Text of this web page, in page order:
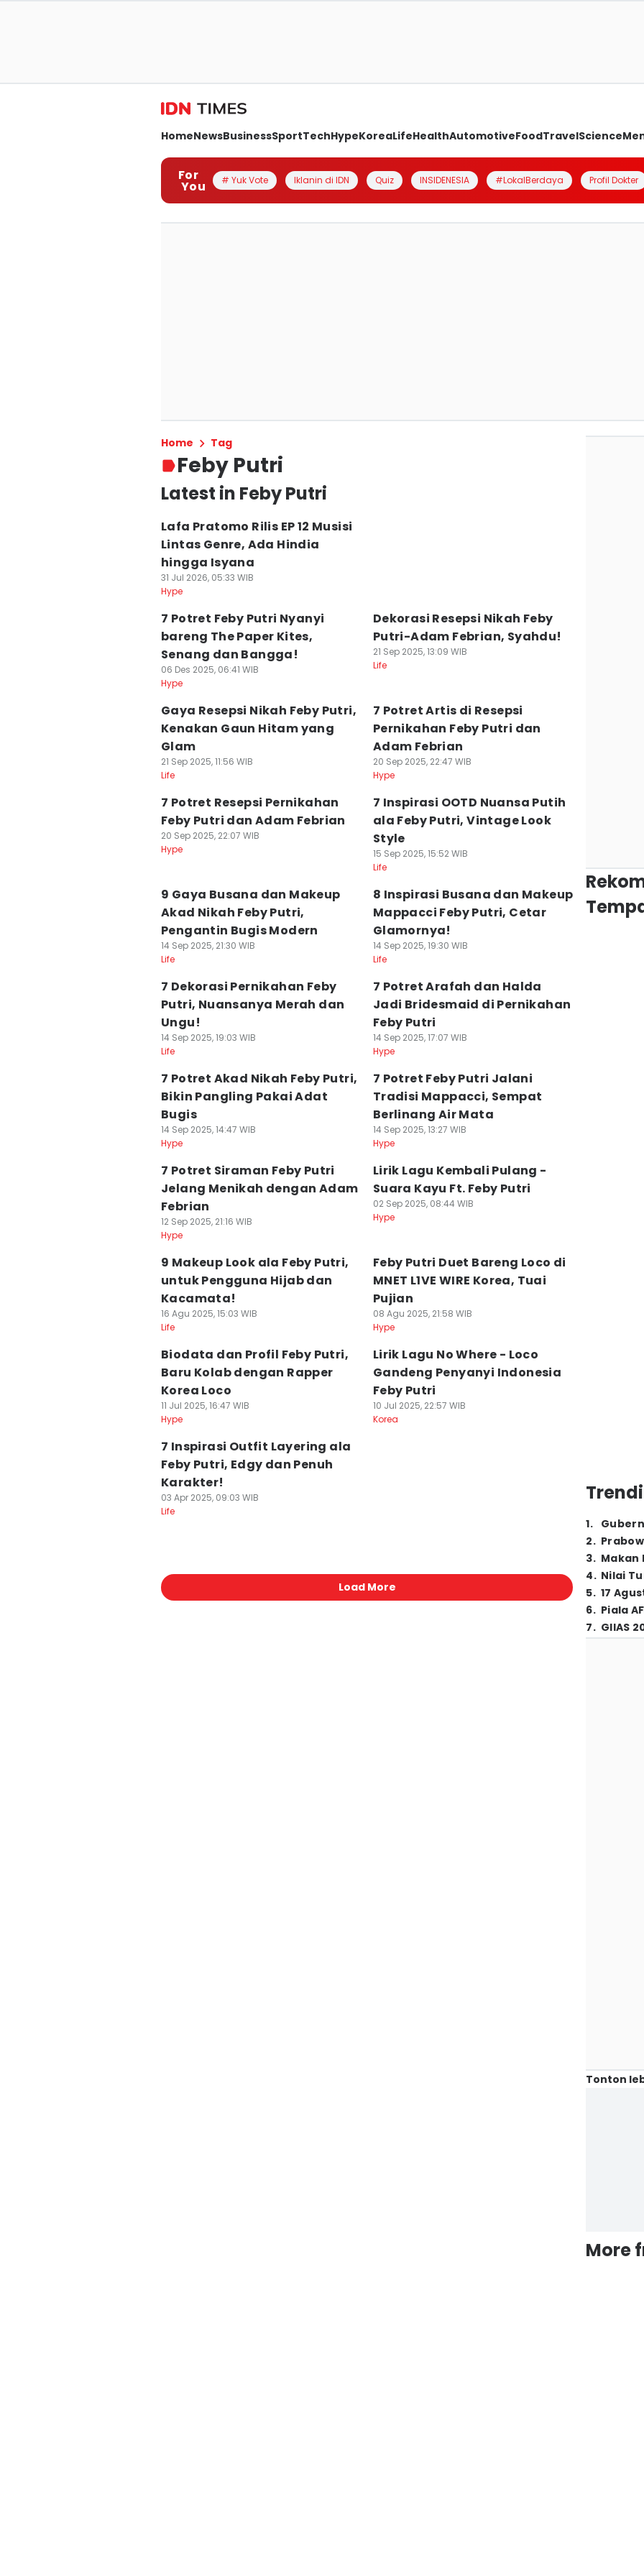
HomeNewsBusinessSportTechHypeKoreaLifeHealthAutomotiveFoodTravelScience
For
You # Yuk Vote Iklanin di IDN Quiz INSIDENESIA #LokalBerdaya Profil Dokter
Home Tag
Feby Putri
Latest in Feby Putri
Lafa Pratomo Rilis EP 12 Musisi
Lintas Genre, Ada Hindia
hingga Isyana
31 Jul 2026, 05:33 WIB
Hype
7 Potret Feby Putri Nyanyi
bareng The Paper Kites,
Senang dan Bangga!
06 Des 2025, 06:41 WIB
Hype
Dekorasi Resepsi Nikah Feby
Putri-Adam Febrian, Syahdu!
21 Sep 2025, 13:09 WIB
Life
Gaya Resepsi Nikah Feby Putri,
Kenakan Gaun Hitam yang
Glam
21 Sep 2025, 11:56 WIB
Life
7 Potret Artis di Resepsi
Pernikahan Feby Putri dan
Adam Febrian
20 Sep 2025, 22:47 WIB
Hype
7 Potret Resepsi Pernikahan
Feby Putri dan Adam Febrian
20 Sep 2025, 22:07 WIB
Hype
7 Inspirasi OOTD Nuansa Putih
ala Feby Putri, Vintage Look
Style
15 Sep 2025, 15:52 WIB
Life
9 Gaya Busana dan Makeup
Akad Nikah Feby Putri,
Pengantin Bugis Modern
14 Sep 2025, 21:30 WIB
Life
8 Inspirasi Busana dan Makeup
Mappacci Feby Putri, Cetar
Glamornya!
14 Sep 2025, 19:30 WIB
Life
7 Dekorasi Pernikahan Feby
Putri, Nuansanya Merah dan
Ungu!
14 Sep 2025, 19:03 WIB
Life
7 Potret Arafah dan Halda
Jadi Bridesmaid di Pernikahan
Feby Putri
14 Sep 2025, 17:07 WIB
Hype
7 Potret Akad Nikah Feby Putri,
Bikin Pangling Pakai Adat
Bugis
14 Sep 2025, 14:47 WIB
Hype
7 Potret Feby Putri Jalani
Tradisi Mappacci, Sempat
Berlinang Air Mata
14 Sep 2025, 13:27 WIB
Hype
7 Potret Siraman Feby Putri
Jelang Menikah dengan Adam
Febrian
12 Sep 2025, 21:16 WIB
Hype
Lirik Lagu Kembali Pulang -
Suara Kayu Ft. Feby Putri
02 Sep 2025, 08:44 WIB
Hype
9 Makeup Look ala Feby Putri,
untuk Pengguna Hijab dan
Kacamata!
16 Agu 2025, 15:03 WIB
Life
Feby Putri Duet Bareng Loco di
MNET L1VE WIRE Korea, Tuai
Pujian
08 Agu 2025, 21:58 WIB
Hype
Biodata dan Profil Feby Putri,
Baru Kolab dengan Rapper
Korea Loco
11 Jul 2025, 16:47 WIB
Hype
Lirik Lagu No Where - Loco
Gandeng Penyanyi Indonesia
Feby Putri
10 Jul 2025, 22:57 WIB
Korea
7 Inspirasi Outfit Layering ala
Feby Putri, Edgy dan Penuh
Karakter!
03 Apr 2025, 09:03 WIB
Life
Load More
1.
2.
3. Makan
4. Nilai
5. 17
6. Piala
7. GIIAS
Tonton
More